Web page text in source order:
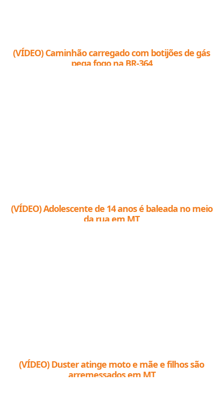
(VÍDEO) Caminhão carregado com botijões de gás
pega fogo na BR-364
(VÍDEO) Adolescente de 14 anos é baleada no meio
da rua em MT
(VÍDEO) Duster atinge moto e mãe e filhos são
arremessados em MT